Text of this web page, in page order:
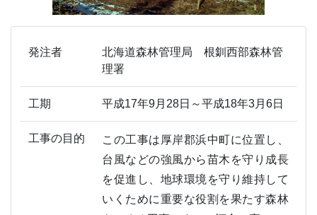
発注者
北海道森林管理局 根釧西部森林管
理署
工期 平成17年9月28日～平成18年3月6日
工事の目的
この工事は厚岸郡浜中町に位置し、
台風などの強風から苗木を守り成長
を促進し、地球環境を守り維持して
いくために重要な役割を果たす森林